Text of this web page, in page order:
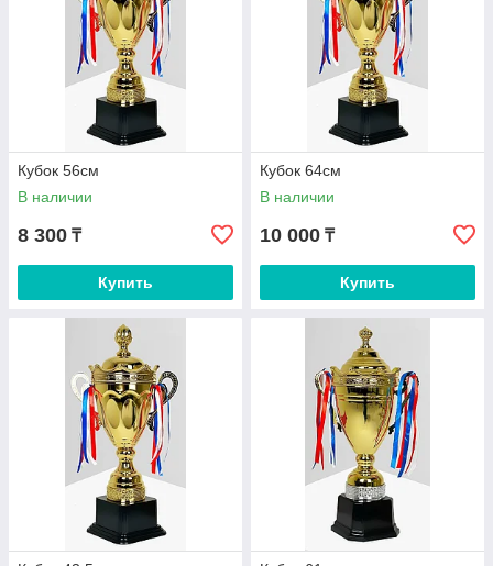
Кубок 56см
В наличии
8 300 ₸
Купить
Кубок 64см
В наличии
10 000 ₸
Купить